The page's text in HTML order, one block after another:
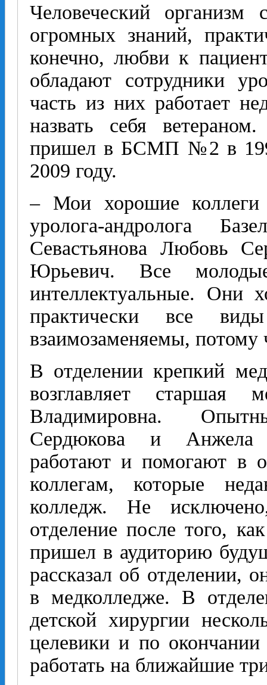
Человеческий организм
огромных знаний,
конечно, любви к
обладают сотрудники
часть из них работает
назвать себя
пришел в БСМП №2 в
2009 году.
– Мои хорошие
уролога-андролога
Севастьянова Любовь
Юрьевич. Все
интеллектуальные. Они
практически все
взаимозаменяемы, потому
В отделении крепкий
возглавляет старшая
Владимировна.
Сердюкова и Анжела
работают и помогают в
коллегам, которые
колледж. Не
отделение после того,
пришел в аудиторию
рассказал об отделении,
в медколледже. В
детской хирургии
целевики и по окончании
работать на ближайшие